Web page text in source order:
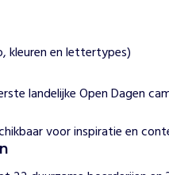
kleuren en lettertypes)
landelijke Open Dagen
voor inspiratie en